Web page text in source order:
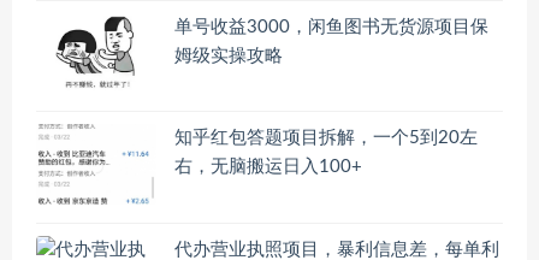
单号收益3000，闲鱼图书无货源项目保
姆级实操攻略
知乎红包答题项目拆解，一个5到20左
右，无脑搬运日入100+
代办营业执照项目，暴利信息差，每单利